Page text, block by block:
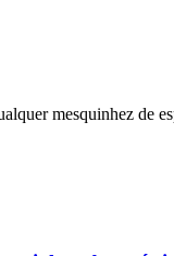
mesquinhez de